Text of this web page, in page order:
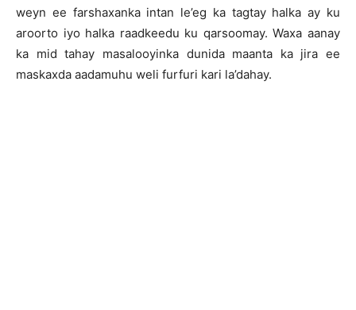
weyn ee farshaxanka intan le’eg ka tagtay halka ay ku
aroorto iyo halka raadkeedu ku qarsoomay. Waxa aanay
ka mid tahay masalooyinka dunida maanta ka jira ee
maskaxda aadamuhu weli furfuri kari la’dahay.